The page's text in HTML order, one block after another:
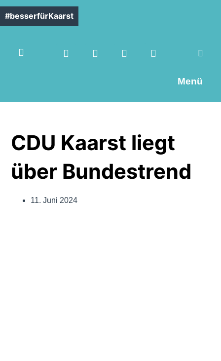
#besserfürKaarst
Menü
CDU Kaarst liegt
über Bundestrend
11. Juni 2024